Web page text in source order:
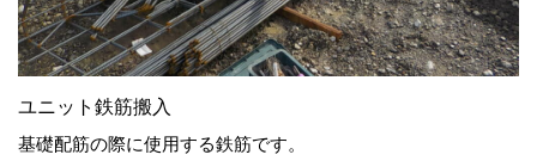
ユニット鉄筋搬入
基礎配筋の際に使用する鉄筋です。